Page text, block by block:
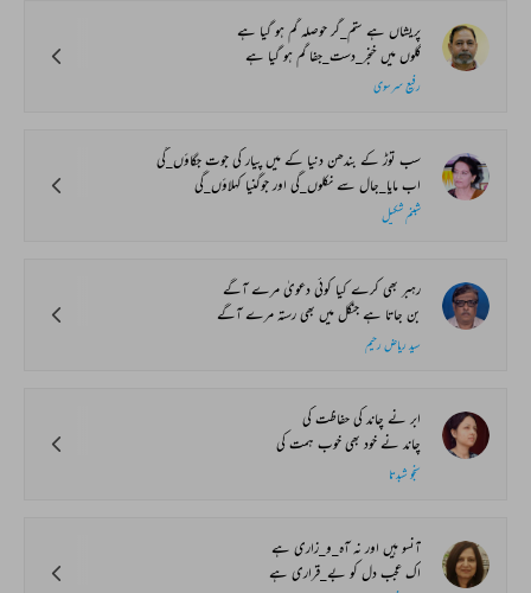
پریشاں ہے ستم_گر حوصلہ گم ہو گیا ہے
گلوں میں خنجر_دست_جفا گم ہو گیا ہے
رفیع سرسوی
سب توڑ کے بندھن دنیا کے میں پیار کی جوت جگاؤں_گی
اب مایا_جال سے نکلوں_گی اور جوگنیا کہلاؤں_گی
شبنم شکیل
رہبر بھی کرے کیا کوئی دعویٰ مرے آگے
بن جاتا ہے جنگل میں بھی رستہ مرے آگے
سید ریاض رحیم
ابر نے چاند کی حفاظت کی
چاند نے خود بھی خوب ہمت کی
سنجو شبدتا
آنسو ہیں اور نہ آہ_و_زاری ہے
اک عجب دل کو بے_قراری ہے